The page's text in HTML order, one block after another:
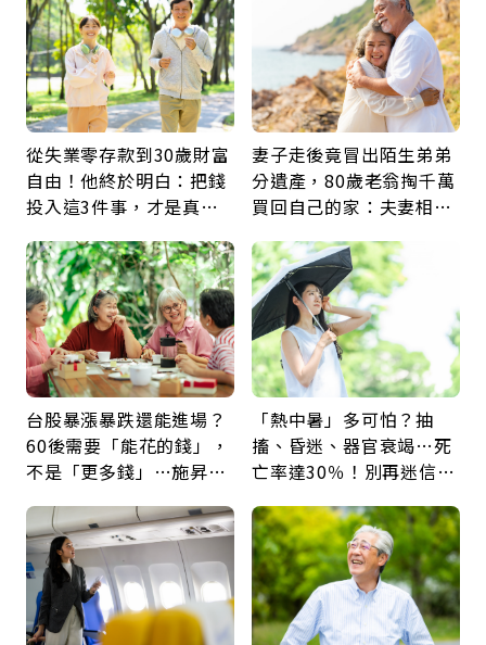
從失業零存款到30歲財富
自由！他終於明白：把錢
投入這3件事，才是真正
妻子走後竟冒出陌生弟弟
分遺產，80歲老翁掏千萬
買回自己的家：夫妻相守
台股暴漲暴跌還能進場？
60後需要「能花的錢」，
不是「更多錢」…施昇
票
「熱中暑」多可怕？抽
搐、昏迷、器官衰竭…死
亡率達30％！別再迷信
5招才能真救命